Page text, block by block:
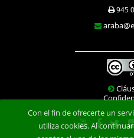
945
Con el fin de ofrecerte un
utiliza cookies. Al